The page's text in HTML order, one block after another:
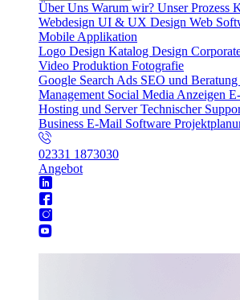
Über Uns Warum wir? Unser Prozess
Webdesign UI & UX Design Web
Mobile Applikation
Logo Design Katalog Design
Video Produktion Fotografie
Google Search Ads SEO und Beratung
Management Social Media Anzeigen
Hosting und ServerTechnischer
Business E-Mail Software
02331 1873030
Angebot